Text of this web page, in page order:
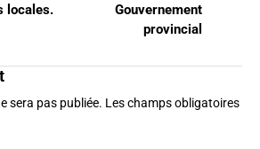
locales.
Gouvernement
provincial
sera pas publiée. Les champs obligatoires